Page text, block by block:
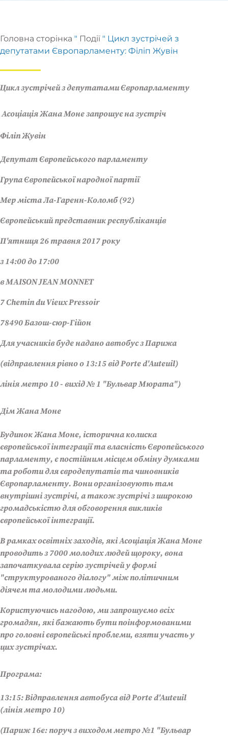
Головна сторінка " Події " Цикл зустрічей з
депутатами Європарламенту: Філіп Жувін
Цикл зустрічей з депутатами Європарламенту
Асоціація Жана Моне запрошує на зустріч
Філіп Жувін
Депутат Європейського парламенту
Група Європейської народної партії
Мер міста Ла-Гаренн-Коломб (92)
Європейський представник республіканців
П'ятниця 26 травня 2017 року
з 14:00 до 17:00
в MAISON JEAN MONNET
7 Chemin du Vieux Pressoir
78490 Базош-сюр-Гійон
Для учасників буде надано автобус з Парижа
(відправлення рівно о 13:15 від Porte d'Auteuil)
лінія метро 10 - вихід № 1 "Бульвар Мюрата")
Дім Жана Моне
Будинок Жана Моне, історична колиска
європейської інтеграції та власність Європейського
парламенту, є постійним місцем обміну думками
та роботи для євродепутатів та чиновників
Європарламенту. Вони організовують там
внутрішні зустрічі, а також зустрічі з широкою
громадськістю для обговорення викликів
європейської інтеграції.
В рамках освітніх заходів, які Асоціація Жана Моне
проводить з 7000 молодих людей щороку, вона
започаткувала серію зустрічей у формі
"структурованого діалогу" між політичним
діячем та молодими людьми.
Користуючись нагодою, ми запрошуємо всіх
громадян, які бажають бути поінформованими
про головні європейські проблеми, взяти участь у
цих зустрічах.
Програма:
13:15: Відправлення автобуса від Porte d'Auteuil
(лінія метро 10)
(Париж 16е: поруч з виходом метро №1 "Бульвар